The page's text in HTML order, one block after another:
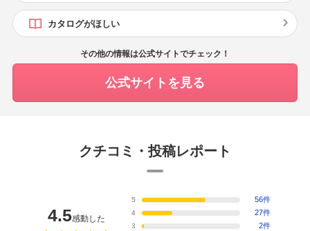
カタログがほしい
その他の情報は公式サイトでチェック！
公式サイトを見る
クチコミ・投稿レポート
4.5感動した
5 56件
4 27件
3 2件